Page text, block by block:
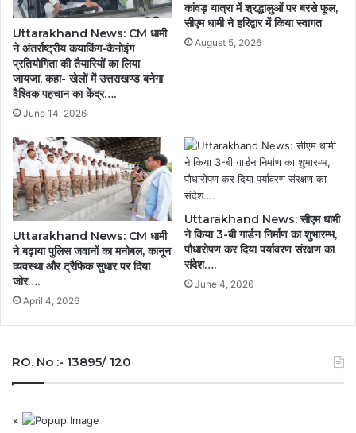
Uttarakhand News: CM धामी
ने अंतर्राष्ट्रीय कयाकिंग-कैनोइंग
प्रतियोगिता की तैयारियों का लिया
जायजा, कहा- खेलों में उत्तराखण्ड बनेगा
वैश्विक पहचान का केंद्र….
June 14, 2026
कांवड़ यात्रा में श्रद्धालुओं पर बरसे फूल,
सीएम धामी ने हरिद्वार में किया स्वागत
August 5, 2026
Uttarakhand News: CM धामी
ने बढ़ाया पुलिस जवानों का मनोबल, कानून
व्यवस्था और ट्रैफिक सुधार पर दिया
जोर….
April 4, 2026
Uttarakhand News: सीएम धामी
ने किया 3-बी गार्डन निर्माण का शुभारम्भ,
पौधारोपण कर दिया पर्यावरण संरक्षण का
संदेश….
June 4, 2026
RO. No :- 13895/ 120
×